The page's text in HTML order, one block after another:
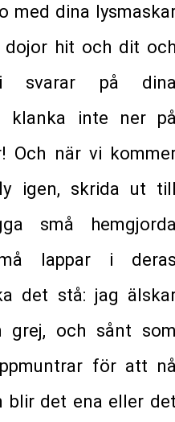
med dina
dojor hit och dit
svarar på
klanka inte ner
Och när vi
igen, skrida ut
små
lappar i
det stå: jag
grej, och sånt
för att
blir det ena eller